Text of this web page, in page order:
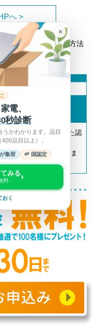
へ >
為にも、正しい回収方法
ル法」の認定を受けた認
イクルを推進していま
×
電、
秒診断
うかわかります。品目
品目以上）。
集荷 🌱 国認定
みる
料 ›
おく